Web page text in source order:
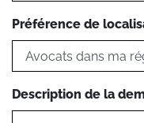
Préférence de
Description de la